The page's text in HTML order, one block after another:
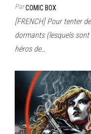
ParCOMIC BOX
[FRENCH] Pour tenter
dormants (lesquels
héros de…